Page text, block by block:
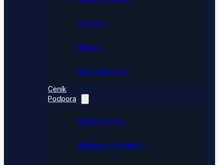
Upgates
Shopify
WooCommerce
Ceník
Podpora
Znalostní báze
Zákaznická podpora